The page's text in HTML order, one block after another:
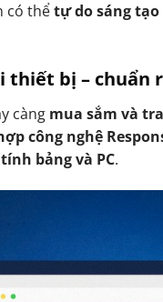
có thểtự do sáng
bị – chuẩn
càng mua sắm và
công nghệ
bảng và PC.